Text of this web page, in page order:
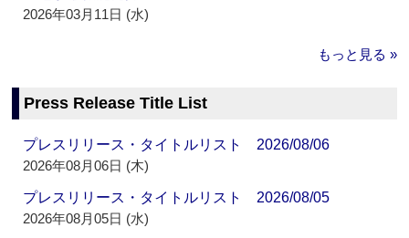
2026年03月11日 (水)
もっと見る »
Press Release Title List
プレスリリース・タイトルリスト 2026/08/06
2026年08月06日 (木)
プレスリリース・タイトルリスト 2026/08/05
2026年08月05日 (水)